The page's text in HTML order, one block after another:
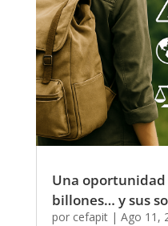
Una oportunidad
billones… y sus
por cefapit| Ago 11,